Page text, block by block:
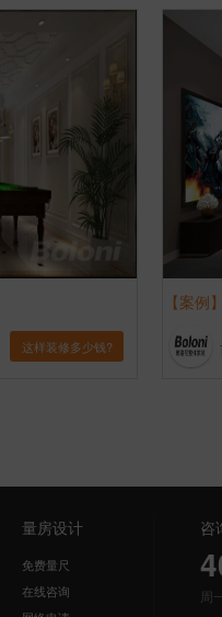
这样装修多少钱?
【案例
量房设计
免费量尺
在线咨询
咨
周